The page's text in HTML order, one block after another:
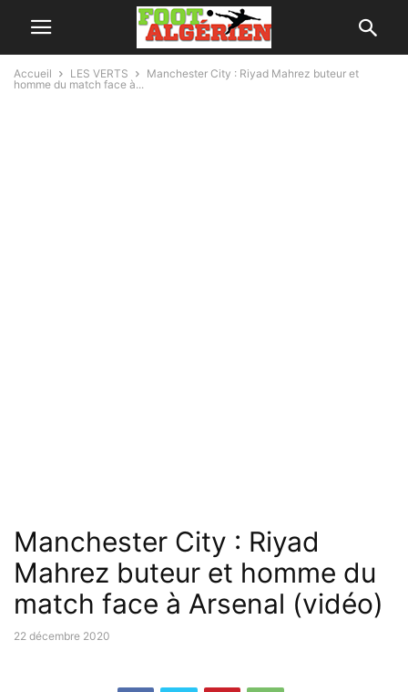
Accueil LES VERTS
Manchester City : Riyad Mahrez buteur et
homme du match face à...
Manchester City : Riyad
Mahrez buteur et homme du
match face à Arsenal (vidéo)
22 décembre 2020